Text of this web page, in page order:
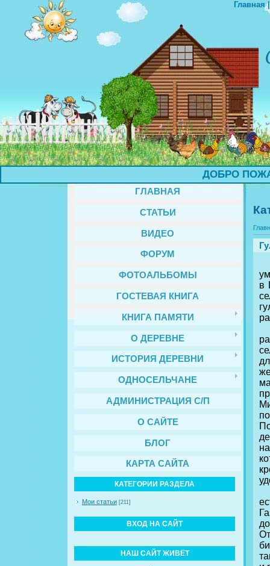
Главная
ДОБРО
ГЛАВНАЯ
СТАТЬИ
ВИДЕО
ФОРУМ
ФОТОАЛЬБОМЫ
ГОСТЕВАЯ КНИГА
КНИГА ПАМЯТИ
О ДЕРЕВНЕ
ИСТОРИЯ ДЕРЕВНИ
ОДНОСЕЛЬЧАНЕ
АДМИНИСТРАЦИЯ С/П
О САЙТЕ
БЛОГ
КАРТА САЙТА
КАТЕГОРИИ РАЗДЕЛА
Мои статьи [211]
ВХОД НА САЙТ
НАШ САЙТ ЖИВЁТ
в